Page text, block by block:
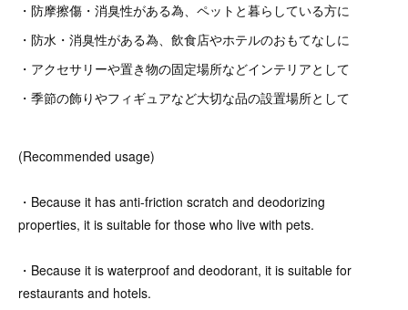
・防摩擦傷・消臭性がある為、ペットと暮らしている方に
・防水・消臭性がある為、飲食店やホテルのおもてなしに
・アクセサリーや置き物の固定場所などインテリアとして
・季節の飾りやフィギュアなど大切な品の設置場所として
(Recommended usage)
・Because it has anti-friction scratch and deodorizing
properties, it is suitable for those who live with pets.
・Because it is waterproof and deodorant, it is suitable for
restaurants and hotels.